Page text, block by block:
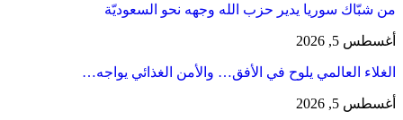
من شبّاك سوريا يدير حزب الله وجهه نحو السعوديّة
أغسطس 5, 2026
الغلاء العالمي يلوح في الأفق… والأمن الغذائي يواجه…
أغسطس 5, 2026